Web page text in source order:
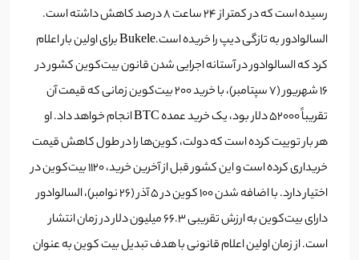
رسیده است که در کمتر از ۲۴ ساعت ۸ درصد کاهش داشته است.
السالوادور به تازگی دیپ را خریده است.Bukele برای اولین بار اعلام
کرد که السالوادور در آستانه اجرایی شدن قانون بیت‌کوین کشور در
16 شهریور (7 سپتامبر)، با خرید 200 بیت‌کوین زمانی که قیمت آن
تقریباً 52000 دلار بود، یک خرید عمده BTC انجام خواهد داد. او
هر بار توییت کرده است که دولت، کوین‌ها را در طول کاهش قیمت
خریداری کرده است و این کشور قبل از آخرین خرید، 1120 بیت‌کوین در
اختیار دارد. با اضافه شدن 100 کوین در ۵ آذر (26 نوامبر)، السالوادور
دارای بیت‌کوین به ارزش تقریبی 66.3 میلیون دلار در زمان انتشار
است. از زمان اولین اعلام قانونی با هدف تبدیل بیت کوین به عنوان